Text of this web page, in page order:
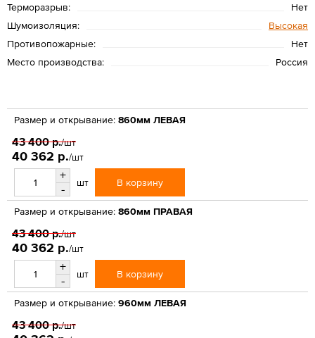
Терморазрыв:
Нет
Шумоизоляция:
Высокая
Противопожарные:
Нет
Место производства:
Россия
Размер и открывание: 860мм ЛЕВАЯ
43 400 р./шт
40 362 р./шт
+
-
шт В корзину
Размер и открывание: 860мм ПРАВАЯ
43 400 р./шт
40 362 р./шт
+
-
шт В корзину
Размер и открывание: 960мм ЛЕВАЯ
43 400 р./шт